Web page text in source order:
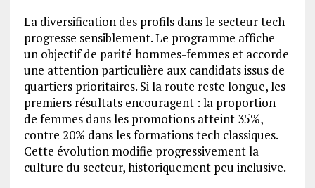
La diversification des profils dans le secteur tech
progresse sensiblement. Le programme affiche
un objectif de parité hommes-femmes et accorde
une attention particulière aux candidats issus de
quartiers prioritaires. Si la route reste longue, les
premiers résultats encouragent : la proportion
de femmes dans les promotions atteint 35%,
contre 20% dans les formations tech classiques.
Cette évolution modifie progressivement la
culture du secteur, historiquement peu inclusive.